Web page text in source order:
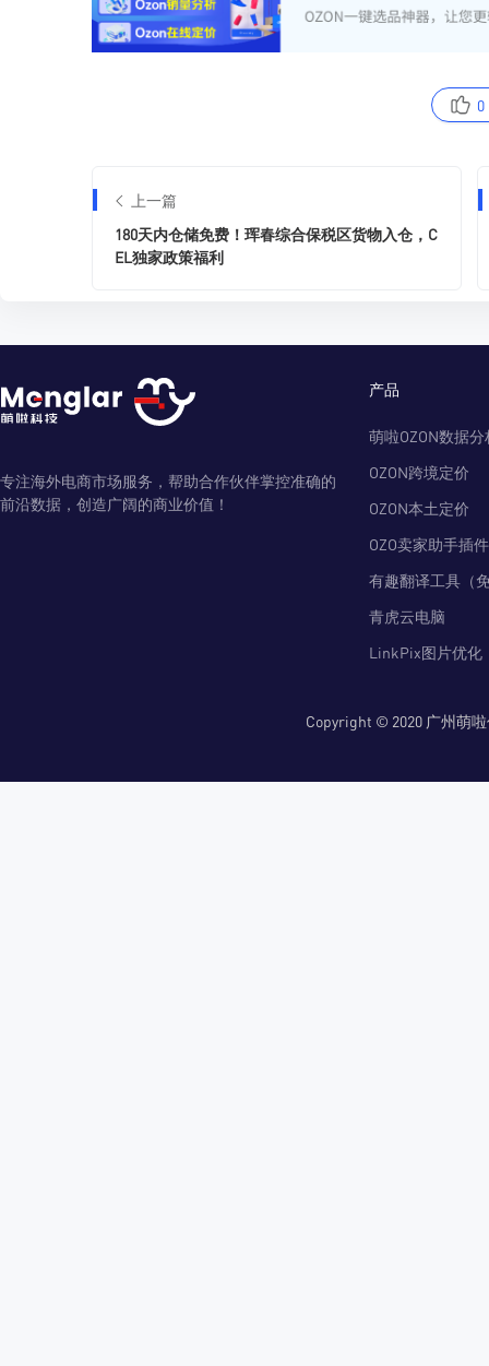
0
上一篇
180天内仓储免费！珲春综合保税区货物入仓，C
EL独家政策福利
专注海外电商市场服务，帮助合作伙伴掌控准确的
前沿数据，创造广阔的商业价值！
产品
萌啦OZON数据分
OZON跨境定价
OZON本土定价
OZO卖家助手插件
有趣翻译工具（
青虎云电脑
LinkPix图片优化
Copyright © 2020 广州萌